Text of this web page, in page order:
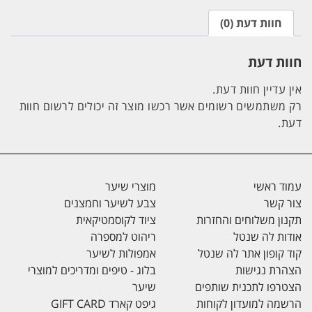
חוות דעת (0)
חוות דעת
אין עדיין חוות דעת.
רק משתמשים רשומים אשר רכשו מוצר זה יכולים לרשום חוות
דעת.
עמוד ראשי
צור קשר
תקנון משלוחים והחזרות
אודות לה שנטל
קוד קופון אתר לה שנטל
הצהרת נגישות
הצטרפו לתכנית שותפים
הרשמה למועדון לקוחות
מוצרי שיער
צבע לשיער וחמצנים
ציוד לקוסמטיקאית
ריהוט למספרה
אמפולות לשיער
בלוג - טיפים ומדריכים למוצרי
שיער
גיפט קארד GIFT CARD